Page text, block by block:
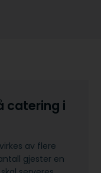
catering i
av flere
gjester en